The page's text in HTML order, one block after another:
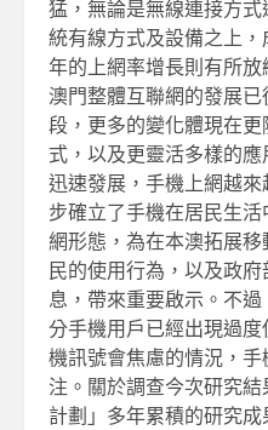
猛，無論是無線連接方
統有線方式及設備之上
年的上網率增長則有所
澳門整體互聯網的發展
段，更多的變化體現在
式，以及更靈活多樣的
迅速發展，手機上網越
步確立了手機在居民生
網形態，為在本澳拓展
民的使用行為，以及政
息，帶來重要啟示。不
分手機用戶已經出現過
機訊號會焦慮的情況，
注。關於調查今次研究
計劃」多年累積的研究